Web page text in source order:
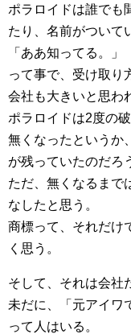
ポラロイドは誰でも
たり、名前がついて
「ああ知ってる。」
って事で、受け取り
会社も大きいと思わ
ポラロイドは2度の
無くなったというか
が残っていたのだろ
ただ、無くなるまで
なしたと思う。
商標って、それだけ
く思う。
そして、それは会社
未だに、「元アイワ
って人はいる。